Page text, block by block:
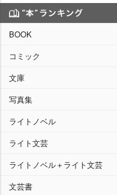
BOOK
コミック
文庫
写真集
ライトノベル
ライト文芸
ライトノベル＋ライト文芸
文芸書